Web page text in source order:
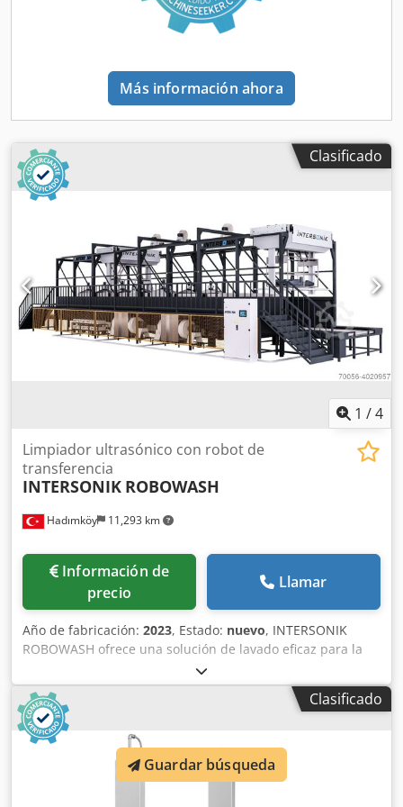
Más información ahora
Clasificado
1 /4
Hadımköy 11,293 km
Limpiador ultrasónico con robot de
transferencia
INTERSONIK ROBOWASH
Información de
precio
Llamar
Año de fabricación: 2023, Estado: nuevo, INTERSONIK
ROBOWASH ofrece una solución de lavado eficaz para la
producción en masa de la industria metalúrgica. Sistemas
de lavado de piezas perfectos para el desengrase y la
limpieza precisa. Con los sistemas de transporte
cartesianos automáticos, se proporciona una
automatización completa en el lavado industrial y el
proceso se lleva a cabo de forma muy rápida, sin
necesidad de un operario. Áreas de aplicación: ► Limpieza
Clasificado
Guardar búsqueda